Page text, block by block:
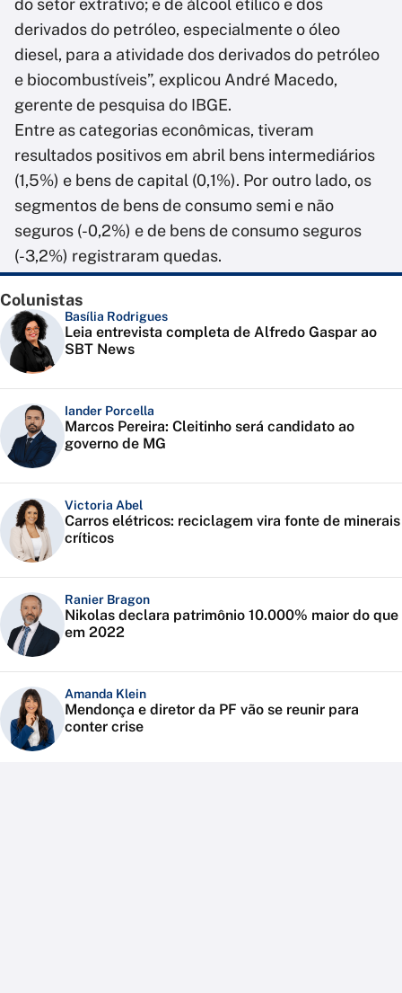
do setor extrativo; e de álcool etílico e dos
derivados do petróleo, especialmente o óleo
diesel, para a atividade dos derivados do petróleo
e biocombustíveis”, explicou André Macedo,
gerente de pesquisa do IBGE.
Entre as categorias econômicas, tiveram
resultados positivos em abril bens intermediários
(1,5%) e bens de capital (0,1%). Por outro lado, os
segmentos de bens de consumo semi e não
seguros (-0,2%) e de bens de consumo seguros
(-3,2%) registraram quedas.
Colunistas
Basília Rodrigues
Leia entrevista completa de Alfredo Gaspar ao
SBT News
Iander Porcella
Marcos Pereira: Cleitinho será candidato ao
governo de MG
Victoria Abel
Carros elétricos: reciclagem vira fonte de minerais
críticos
Ranier Bragon
Nikolas declara patrimônio 10.000% maior do que
em 2022
Amanda Klein
Mendonça e diretor da PF vão se reunir para
conter crise